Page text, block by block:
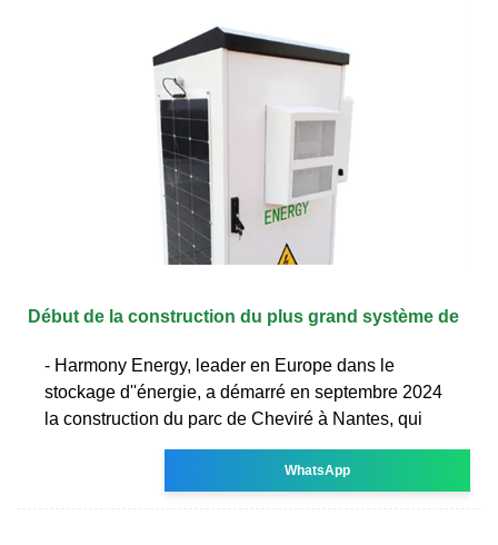
Début de la construction du plus grand système de
- Harmony Energy, leader en Europe dans le
stockage d''énergie, a démarré en septembre 2024
la construction du parc de Cheviré à Nantes, qui
WhatsApp